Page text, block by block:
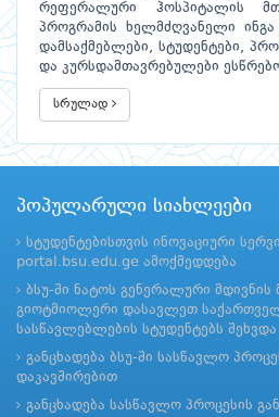
რეფერალური ჰოსპიტალის
პროგრამის ხელმძღვანელი ინგა
დამსაქმებლები, სტუდენტები,
და კურსდამთავრებულები
სრულად
პოპულარული სიახლეები
სტუდენტებისთვის ინოვაციური
portal.bsu.edu.ge ამოქმედდება
ბსუ-ში ნატოს გენერალური
გიოტმიოლერი დასავლეთ
სასწავლებლების სტუდენტებს შეხვდა
განცხადება ბსუ-ში სასწავლო
დაკავშირებით
განცხადება სასწავლო პროცესის